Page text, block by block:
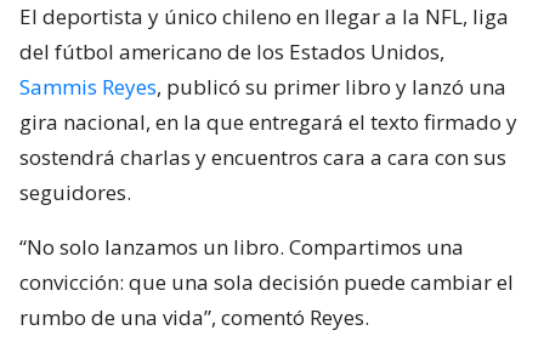
El deportista y único chileno en llegar a la NFL, liga
del fútbol americano de los Estados Unidos,
Sammis Reyes, publicó su primer libro y lanzó una
gira nacional, en la que entregará el texto firmado y
sostendrá charlas y encuentros cara a cara con sus
seguidores.
“No solo lanzamos un libro. Compartimos una
convicción: que una sola decisión puede cambiar el
rumbo de una vida”, comentó Reyes.